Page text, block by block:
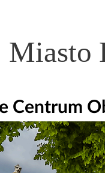
Miasto
Centrum